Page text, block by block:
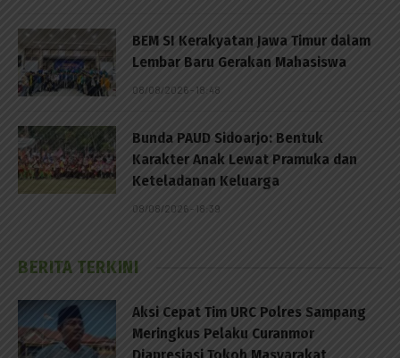
BEM SI Kerakyatan Jawa Timur dalam
Lembar Baru Gerakan Mahasiswa
08/08/2026 - 18:48
Bunda PAUD Sidoarjo: Bentuk
Karakter Anak Lewat Pramuka dan
Keteladanan Keluarga
08/08/2026 - 18:39
BERITA TERKINI
Aksi Cepat Tim URC Polres Sampang
Meringkus Pelaku Curanmor